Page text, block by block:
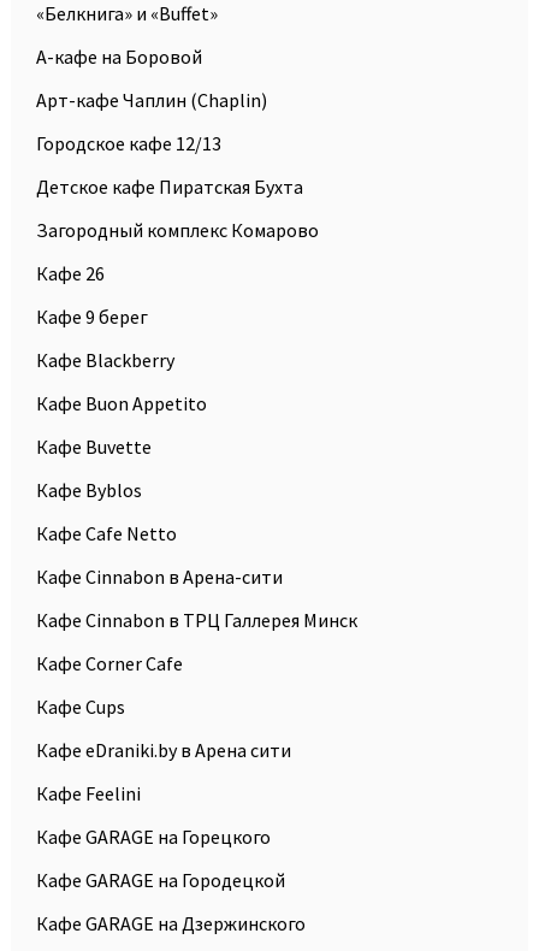
«Белкнига» и «Buffet»
А-кафе на Боровой
Арт-кафе Чаплин (Chaplin)
Городское кафе 12/13
Детское кафе Пиратская Бухта
Загородный комплекс Комарово
Кафе 26
Кафе 9 берег
Кафе Blackberry
Кафе Buon Appetito
Кафе Buvette
Кафе Byblos
Кафе Cafe Netto
Кафе Cinnabon в Арена-сити
Кафе Cinnabon в ТРЦ Галлерея Минск
Кафе Corner Cafe
Кафе Cups
Кафе eDraniki.by в Арена сити
Кафе Feelini
Кафе GARAGE на Горецкого
Кафе GARAGE на Городецкой
Кафе GARAGE на Дзержинского